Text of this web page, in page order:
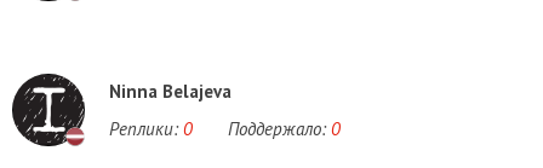
Ninna Belajeva
Реплики: 0 Поддержало: 0